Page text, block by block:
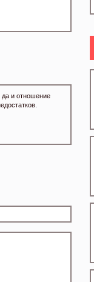
и отношение